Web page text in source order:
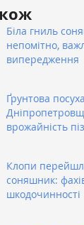
Біла гниль
непомітно,
випередження
Ґрунтова
врожайність
Клопи
соняшник:
шкодочинності